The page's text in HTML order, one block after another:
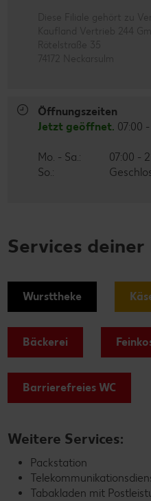
Diese Filiale gehört zu
Kaufland Vertrieb 244
Rötelstraße 35
74172 Neckarsulm
Öffnungszeiten
Jetzt geöffnet. 07:00
Mo. - Sa.:
07:00 -
So.:
Services deiner
Wursttheke
Bäckerei
Barrierefreies WC
Weitere Services:
Packstation
Tabakladen mit